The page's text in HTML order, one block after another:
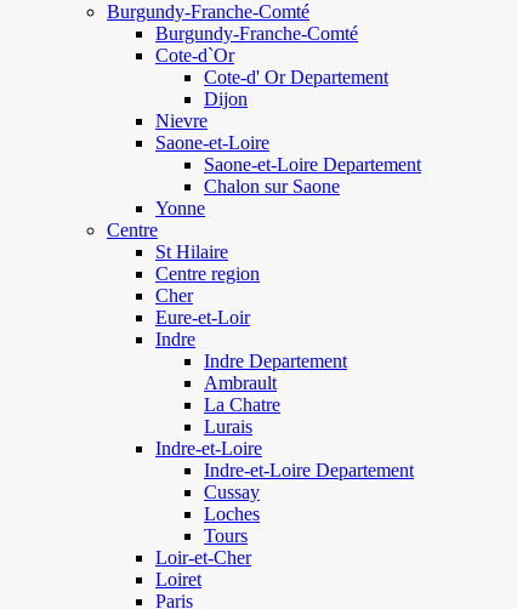
Burgundy-Franche-Comté
Burgundy-Franche-Comté
Cote-d`Or
Cote-d' Or Departement
Dijon
Nievre
Saone-et-Loire
Saone-et-Loire Departement
Chalon sur Saone
Yonne
Centre
St Hilaire
Centre region
Cher
Eure-et-Loir
Indre
Indre Departement
Ambrault
La Chatre
Lurais
Indre-et-Loire
Indre-et-Loire Departement
Cussay
Loches
Tours
Loir-et-Cher
Loiret
Paris